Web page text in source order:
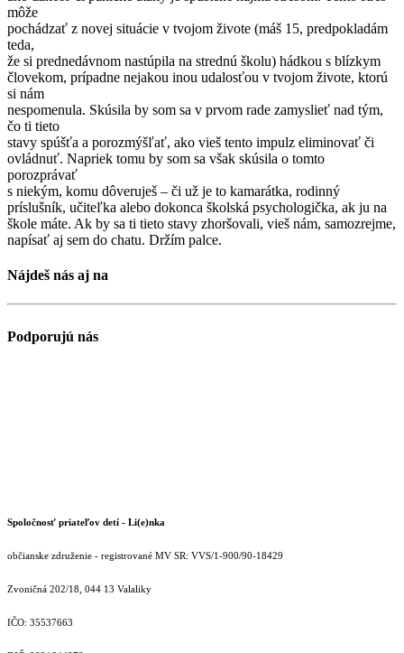
môže
pochádzať z novej situácie v tvojom živote (máš 15, predpokladám
teda,
že si prednedávnom nastúpila na strednú školu) hádkou s blízkym
človekom, prípadne nejakou inou udalosťou v tvojom živote, ktorú
si nám
nespomenula. Skúsila by som sa v prvom rade zamyslieť nad tým,
čo ti tieto
stavy spúšťa a porozmýšľať, ako vieš tento impulz eliminovať či
ovládnuť. Napriek tomu by som sa však skúsila o tomto
porozprávať
s niekým, komu dôveruješ – či už je to kamarátka, rodinný
príslušník, učiteľka alebo dokonca školská psychologička, ak ju na
škole máte. Ak by sa ti tieto stavy zhoršovali, vieš nám, samozrejme,
napísať aj sem do chatu. Držím palce.
Nájdeš nás aj na
Podporujú nás
Spoločnosť priateľov detí - Li(e)nka
občianske združenie - registrované MV SR: VVS/1-900/90-18429
Zvoničná 202/18, 044 13 Valaliky
IČO: 35537663